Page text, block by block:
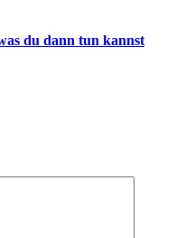
du dann tun kannst